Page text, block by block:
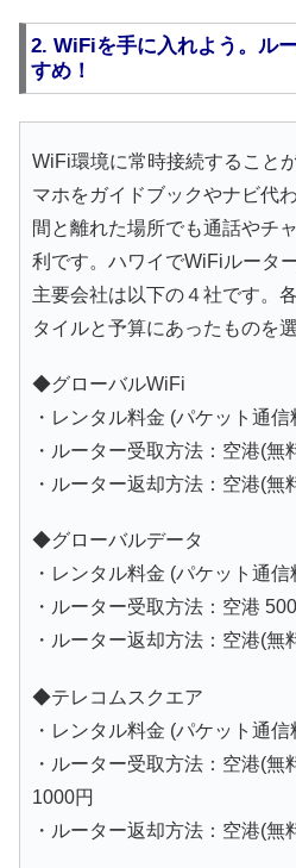
2. WiFiを手に入れよう。ル
すめ！
WiFi環境に常時接続すること
マホをガイドブックやナビ代
間と離れた場所でも通話やチ
利です。ハワイでWiFiルータ
主要会社は以下の４社です。
タイルと予算にあったものを
◆グローバルWiFi
・レンタル料金 (パケット通
・ルーター受取方法：空港(無
・ルーター返却方法：空港(無
◆グローバルデータ
・レンタル料金 (パケット通
・ルーター受取方法：空港
・ルーター返却方法：空港(無
◆テレコムスクエア
・レンタル料金 (パケット通
・ルーター受取方法：空港(無
1000円
・ルーター返却方法：空港(無